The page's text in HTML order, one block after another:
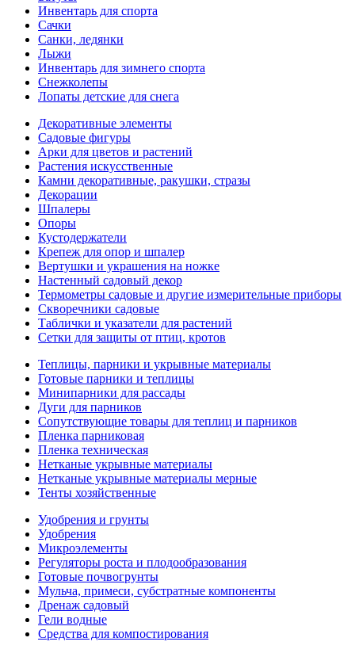
Инвентарь для спорта
Сачки
Санки, ледянки
Лыжи
Инвентарь для зимнего спорта
Снежколепы
Лопаты детские для снега
Декоративные элементы
Садовые фигуры
Арки для цветов и растений
Растения искусственные
Камни декоративные, ракушки, стразы
Декорации
Шпалеры
Опоры
Кустодержатели
Крепеж для опор и шпалер
Вертушки и украшения на ножке
Настенный садовый декор
Термометры садовые и другие измерительные приборы
Скворечники садовые
Таблички и указатели для растений
Сетки для защиты от птиц, кротов
Теплицы, парники и укрывные материалы
Готовые парники и теплицы
Минипарники для рассады
Дуги для парников
Сопутствующие товары для теплиц и парников
Пленка парниковая
Пленка техническая
Нетканые укрывные материалы
Нетканые укрывные материалы мерные
Тенты хозяйственные
Удобрения и грунты
Удобрения
Микроэлементы
Регуляторы роста и плодообразования
Готовые почвогрунты
Мульча, примеси, субстратные компоненты
Дренаж садовый
Гели водные
Средства для компостирования